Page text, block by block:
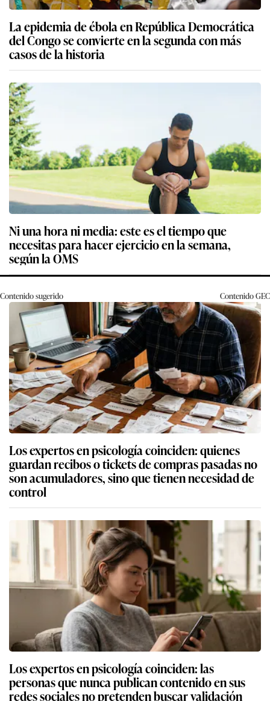
La epidemia de ébola en República Democrática
del Congo se convierte en la segunda con más
casos de la historia
Ni una hora ni media: este es el tiempo que
necesitas para hacer ejercicio en la semana,
según la OMS
Contenido sugerido ContenidoGEC
Los expertos en psicología coinciden: quienes
guardan recibos o tickets de compras pasadas no
son acumuladores, sino que tienen necesidad de
control
Los expertos en psicología coinciden: las
personas que nunca publican contenido en sus
redes sociales no pretenden buscar validación